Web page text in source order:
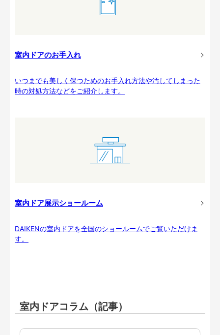
室内ドアのお手入れ
いつまでも美しく保つためのお手入れ方法や汚してしまった
時の対処方法などをご紹介します。
室内ドア展示ショールーム
DAIKENの室内ドアを全国のショールームでご覧いただけま
す。
室内ドアコラム（記事）